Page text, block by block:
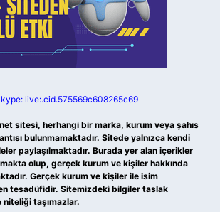
live:.cid.575569c608265c69
sitesi, herhangi bir marka, kurum veya şahıs
bulunmamaktadır. Sitede yalnızca kendi
paylaşılmaktadır. Burada yer alan içerikler
olup, gerçek kurum ve kişiler hakkında
Gerçek kurum ve kişiler ile isim
tesadüfidir. Sitemizdeki bilgiler taslak
taşımazlar.